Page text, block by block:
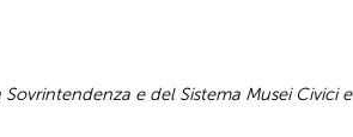
e del Sistema Musei Civici e